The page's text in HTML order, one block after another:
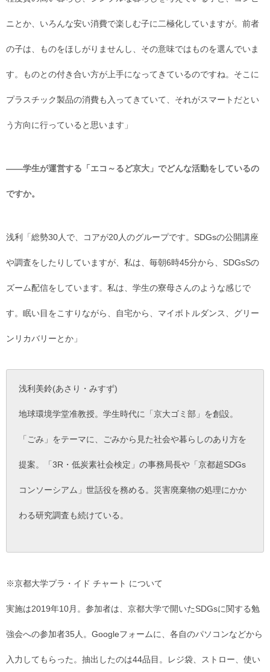
ニとか、いろんな安い消費で楽しむ子に二極化していますが。前者
の子は、ものをほしがりませんし、その意味ではものを選んでいま
す。ものとの付き合い方が上手になってきているのですね。そこに
プラスチック製品の消費も入ってきていて、それがスマートだとい
う方向に行っていると思います」
――学生が運営する「エコ～るど京大」でどんな活動をしているの
ですか。
浅利「総勢30人で、コアが20人のグループです。SDGsの公開講座
や調査をしたりしていますが、私は、毎朝6時45分から、SDGsSの
ズーム配信をしています。私は、学生の寮母さんのような感じで
す。眠い目をこすりながら、自宅から、マイボトルダンス、グリー
ンリカバリーとか」
浅利美鈴(あさり・みすず)
地球環境学堂准教授。学生時代に「京大ゴミ部」を創設。
「ごみ」をテーマに、ごみから見た社会や暮らしのあり方を
提案。「3R・低炭素社会検定」の事務局長や「京都超SDGs
コンソーシアム」世話役を務める。災害廃棄物の処理にかか
わる研究調査も続けている。
※京都大学プラ・イド チャート について
実施は2019年10月。参加者は、京都大学で開いたSDGsに関する勉
強会への参加者35人。Googleフォームに、各自のパソコンなどから
入力してもらった。抽出したのは44品目。レジ袋、ストロー、使い